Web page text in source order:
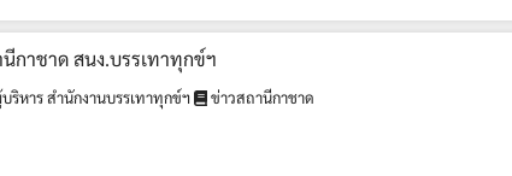
าชาด สนง.บรรเทาทุกข์ฯ
หาร สำนักงานบรรเทาทุกข์ฯ ข่าวสถานีกาชาด